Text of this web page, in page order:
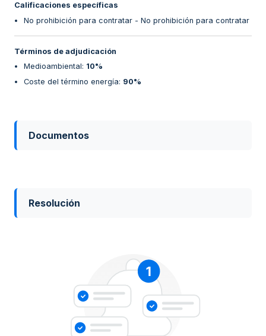
Calificaciones específicas
No prohibición para contratar - No prohibición para contratar
Términos de adjudicación
Medioambiental: 10%
Coste del término energía: 90%
Documentos
Resolución